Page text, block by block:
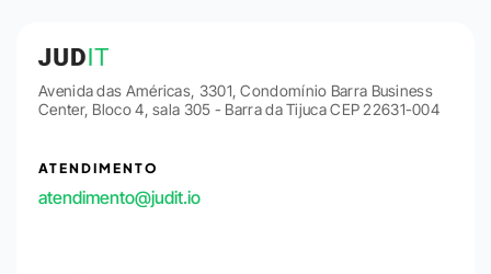
Avenida das Américas, 3301, Condomínio Barra Business
Center, Bloco 4, sala 305 - Barra da Tijuca CEP 22631-004
ATENDIMENTO
atendimento@judit.io